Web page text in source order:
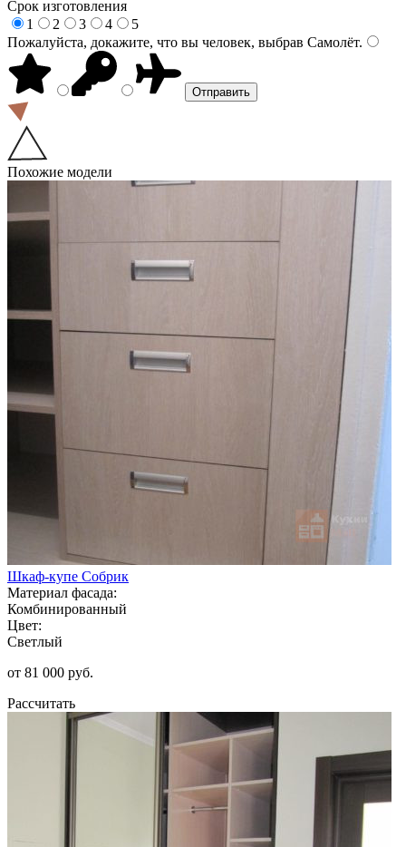
Срок изготовления
1
2 3 4
5
Пожалуйста, докажите, что вы человек, выбрав Самолёт.
Похожие модели
Шкаф-купе Собрик
Материал фасада:
Комбинированный
Цвет:
Светлый
от 81 000 руб.
Рассчитать